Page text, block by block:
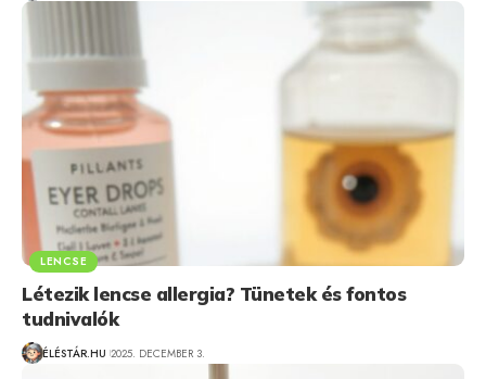
LENCSE
Létezik lencse allergia? Tünetek és fontos
tudnivalók
ÉLÉSTÁR.HU 2025. DECEMBER 3.